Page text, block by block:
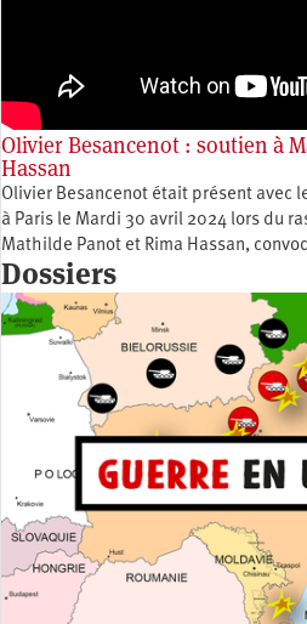
Olivier Besancenot : soutien à
Hassan
Olivier Besancenot était présent avec
à Paris le Mardi 30 avril 2024 lors du
Mathilde Panot et Rima Hassan,
Dossiers